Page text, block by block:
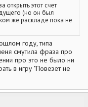
этот счет
(но он был
же раскладе пока не
году, типа
смутила фраза про
про это не было ни
в игру "Повезет не